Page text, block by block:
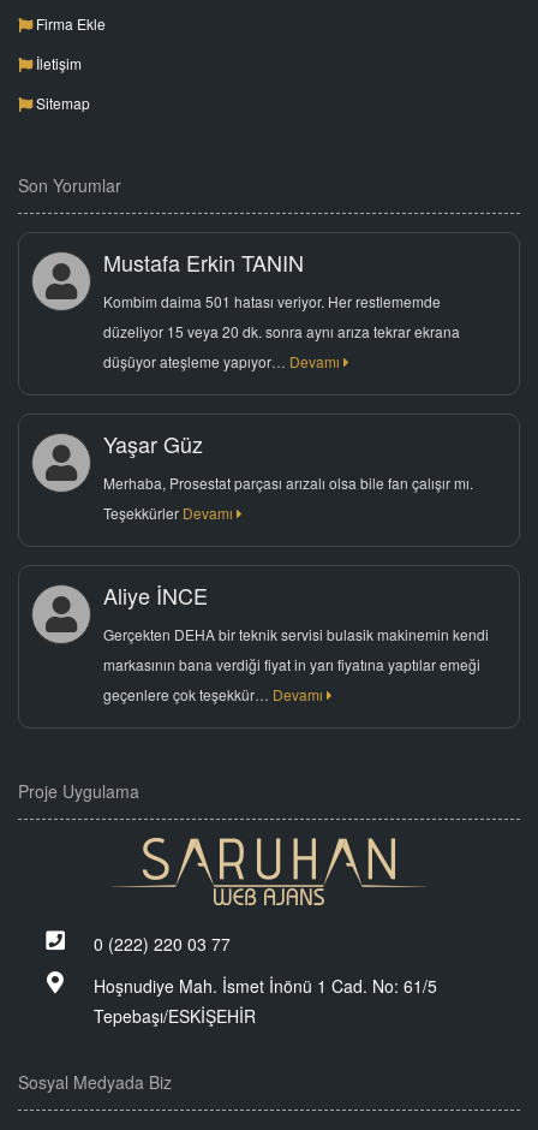
Firma Ekle
İletişim
Sitemap
Son Yorumlar
Mustafa Erkin TANIN
Kombim daima 501 hatası veriyor. Her restlememde
düzeliyor 15 veya 20 dk. sonra aynı arıza tekrar ekrana
düşüyor ateşleme yapıyor… Devamı
Yaşar Güz
Merhaba, Prosestat parçası arızalı olsa bile fan çalışır mı.
Teşekkürler Devamı
Aliye İNCE
Gerçekten DEHA bir teknik servisi bulasik makinemin kendi
markasının bana verdiği fiyat in yarı fiyatına yaptılar emeği
geçenlere çok teşekkür… Devamı
Proje Uygulama
0 (222) 220 03 77
Hoşnudiye Mah. İsmet İnönü 1 Cad. No: 61/5
Tepebaşı/ESKİŞEHİR
Sosyal Medyada Biz